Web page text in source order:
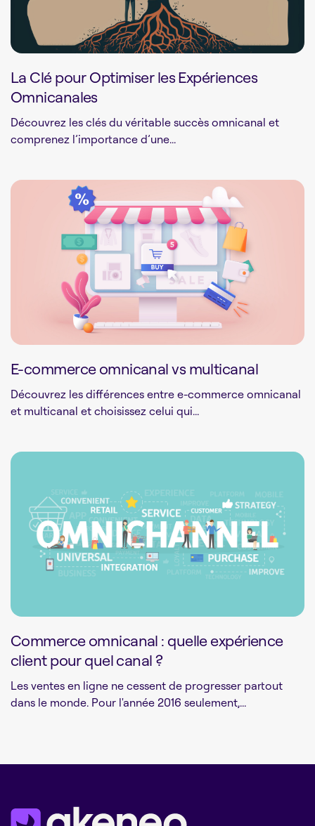
La Clé pour Optimiser les Expériences
Omnicanales
Découvrez les clés du véritable succès omnicanal et
comprenez l’importance d’une...
E-commerce omnicanal vs multicanal
Découvrez les différences entre e-commerce omnicanal
et multicanal et choisissez celui qui...
Commerce omnicanal : quelle expérience
client pour quel canal ?
Les ventes en ligne ne cessent de progresser partout
dans le monde. Pour l'année 2016 seulement,...